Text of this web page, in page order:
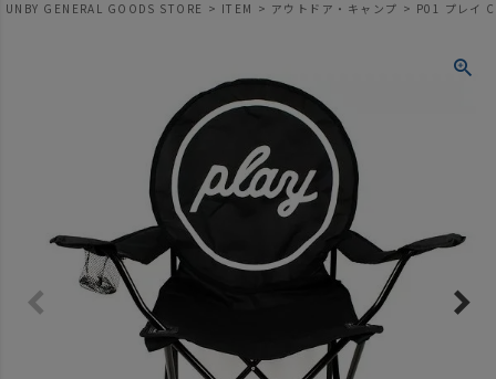
UNBY GENERAL GOODS STORE ITEM アウトドア・キャンプ P01 プレイ